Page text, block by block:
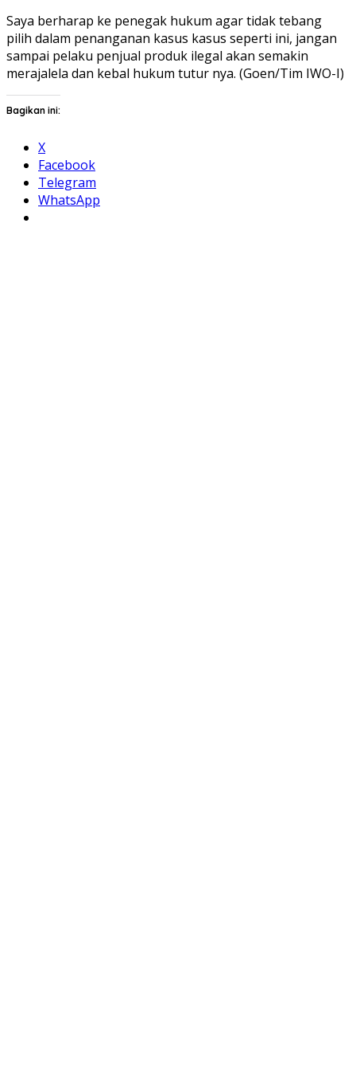
Saya berharap ke penegak hukum agar tidak tebang
pilih dalam penanganan kasus kasus seperti ini, jangan
sampai pelaku penjual produk ilegal akan semakin
merajalela dan kebal hukum tutur nya. (Goen/Tim IWO-I)
Bagikan ini:
X
Facebook
Telegram
WhatsApp